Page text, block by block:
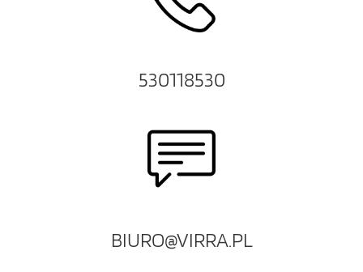
530118530
BIURO@VIRRA.PL